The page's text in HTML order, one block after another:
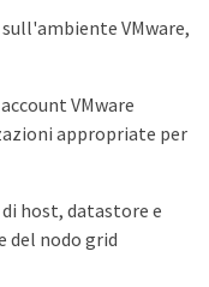
VMware,
VMware
appropriate per
host, datastore e
del nodo grid